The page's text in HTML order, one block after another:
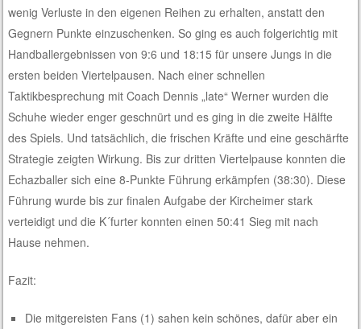
wenig Verluste in den eigenen Reihen zu erhalten, anstatt den
Gegnern Punkte einzuschenken. So ging es auch folgerichtig mit
Handballergebnissen von 9:6 und 18:15 für unsere Jungs in die
ersten beiden Viertelpausen. Nach einer schnellen
Taktikbesprechung mit Coach Dennis „late“ Werner wurden die
Schuhe wieder enger geschnürt und es ging in die zweite Hälfte
des Spiels. Und tatsächlich, die frischen Kräfte und eine geschärfte
Strategie zeigten Wirkung. Bis zur dritten Viertelpause konnten die
Echazballer sich eine 8-Punkte Führung erkämpfen (38:30). Diese
Führung wurde bis zur finalen Aufgabe der Kircheimer stark
verteidigt und die K´furter konnten einen 50:41 Sieg mit nach
Hause nehmen.
Fazit:
Die mitgereisten Fans (1) sahen kein schönes, dafür aber ein